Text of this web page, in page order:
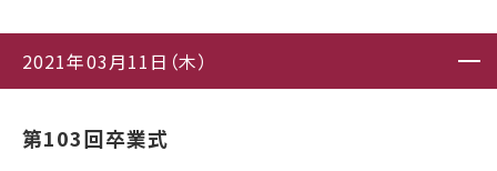
2021年03月11日（木）
第103回卒業式